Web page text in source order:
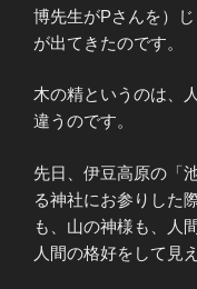
博先生がPさんを）
が出てきたのです。
木の精というのは、
違うのです。
先日、伊豆高原の「
る神社にお参りした
も、山の神様も、人
人間の格好をして見